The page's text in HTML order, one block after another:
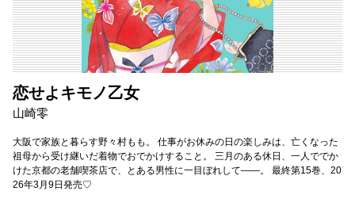
恋せよキモノ乙女
山崎零
大阪で家族と暮らす野々村もも。 仕事がお休みの日の楽しみは、亡くなった
祖母から受け継いだ着物でおでかけすること。 三月のある休日、一人ででか
けた京都の老舗喫茶店で、とある男性に一目ぼれして――。 最終第15巻、20
26年3月9日発売♡